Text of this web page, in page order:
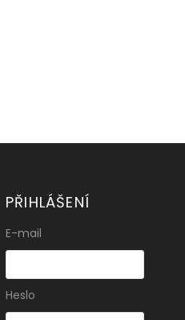
PŘIHLÁŠENÍ
E-mail
Heslo